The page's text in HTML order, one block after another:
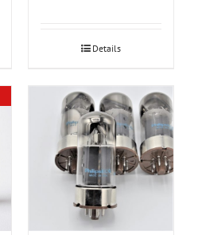
Details